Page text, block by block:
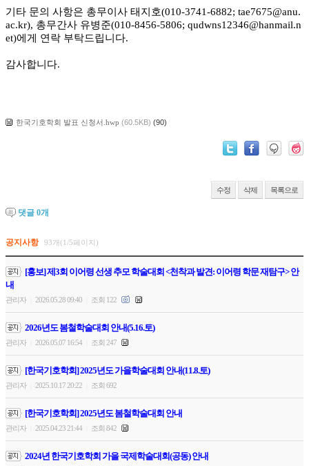
기타 문의 사항은 총무이사 태지호(010-3741-6882; tae7675@anu.
ac.kr), 총무간사 유병준(010-8456-5806; qudwns12346@hanmail.n
et)에게 연락 부탁드립니다.
감사합니다.
한국기호학회 발표 신청서.hwp (60.5KB) (90)
수정 삭제 목록으로
댓글 0개
공지사항 93개(1/5페이지)
[홍보] 제3회 이어령 선생 추모 학술대회 <천착과 발견: 이어령 학문 재탐구> 안
내
관리자 2026.05.28 09:40 조회 122
2026년도 봄철학술대회 안내(5.16.토)
관리자 2026.05.07 16:54 조회 247
[한국기호학회] 2025년도 가을학술대회 안내(11.8.토)
관리자 2025.10.17 20:22 조회 692
[한국기호학회] 2025년도 봄철학술대회 안내
관리자 2025.04.23 21:44 조회 842
2024년 한국기호학회 가을 국제학술대회(공동) 안내